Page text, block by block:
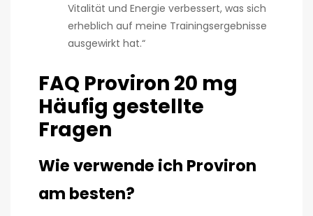
Vitalität und Energie verbessert, was sich
erheblich auf meine Trainingsergebnisse
ausgewirkt hat.“
FAQ Proviron 20 mg
Häufig gestellte
Fragen
Wie verwende ich Proviron
am besten?